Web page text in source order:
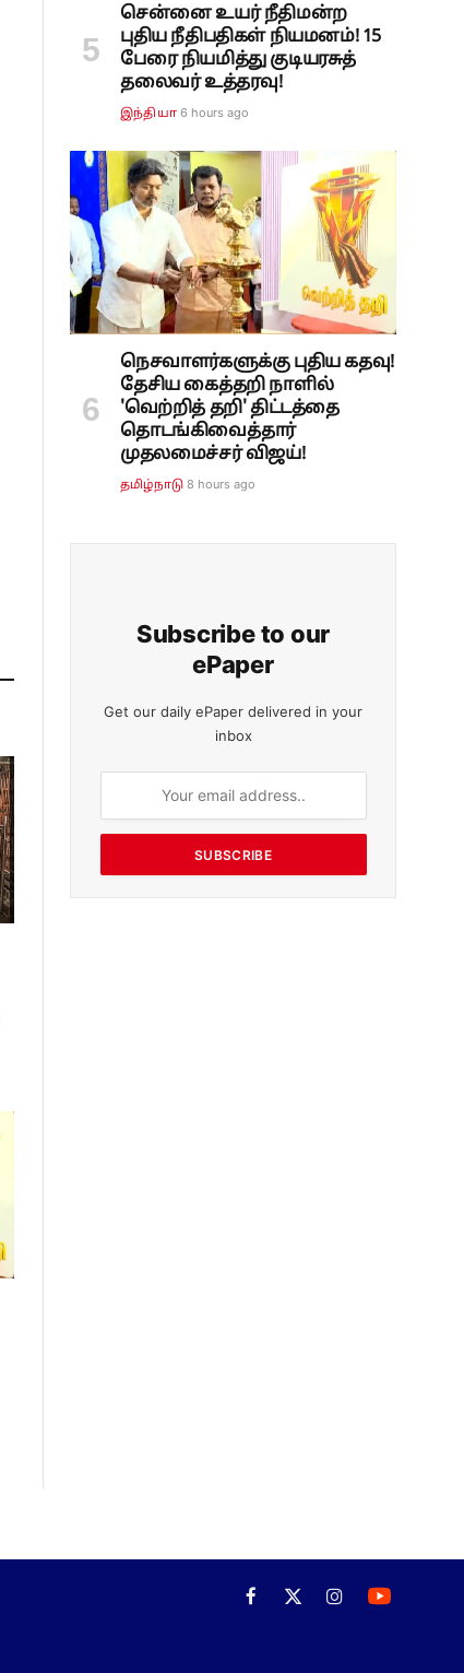
சென்னை உயர் நீதிமன்ற
புதிய நீதிபதிகள் நியமனம்! 15
பேரை நியமித்து குடியரசுத்
தலைவர் உத்தரவு!
இந்தியா 6 hours ago
நெசவாளர்களுக்கு புதிய கதவு!
தேசிய கைத்தறி நாளில்
'வெற்றித் தறி' திட்டத்தை
தொடங்கிவைத்தார்
முதலமைச்சர் விஜய்!
தமிழ்நாடு 8 hours ago
Subscribe to our
ePaper
Get our daily ePaper delivered in your
inbox
SUBSCRIBE
Facebook
X
Instagram